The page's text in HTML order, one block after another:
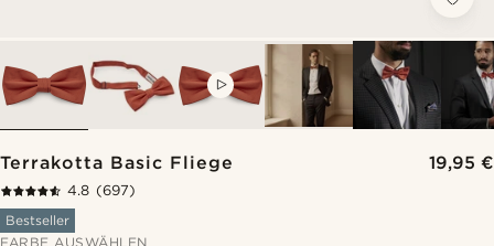
Terrakotta Basic Fliege 19,95 €
4.8 (697)
Bestseller
FARBE AUSWÄHLEN